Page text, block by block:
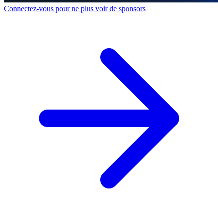
Connectez-vous pour ne plus voir de sponsors